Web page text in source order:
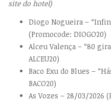
site do hotel)
Diogo Nogueira –
(Promocode: DIOGO20)
Alceu Valença – “80
ALCEU20)
Baco Exu do Blues –
BACO20)
As Vozes – 28/03/2026